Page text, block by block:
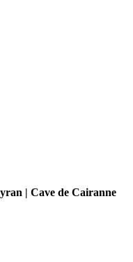
| Cave de Cairanne